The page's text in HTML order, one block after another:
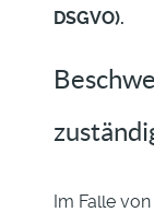
DSGVO).
Im Falle